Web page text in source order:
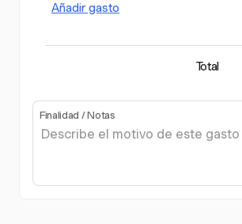
Añadir gasto
Total
Finalidad / Notas